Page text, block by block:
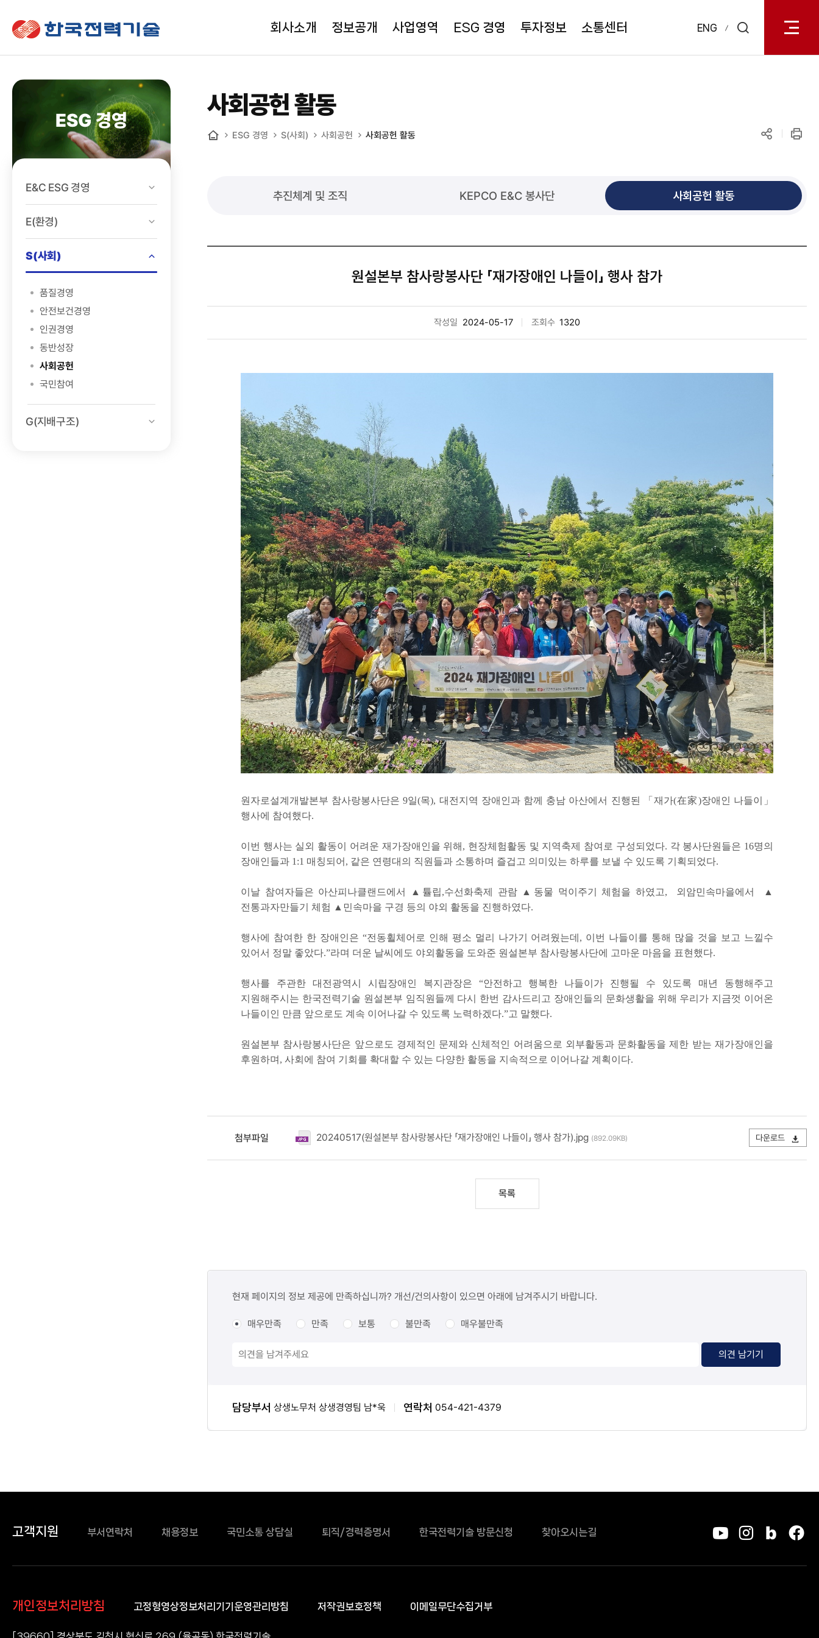
한국전력기술
회사소개 정보공개 사업영역 ESG 경영 투자정보 소통센터 ENG
열기
ESG 경영
E&C ESG 경영
E(환경)
S(사회)
품질경영
안전보건경영
인권경영
동반성장
사회공헌
국민참여
G(지배구조)
사회공헌 활동
ESG 경영 S(사회) 사회공헌 사회공헌 활동
추진체계 및 조직 KEPCO E&C 봉사단 사회공헌 활동
원설본부 참사랑봉사단 「재가장애인 나들이」 행사 참가
작성일 2024-05-17 조회수 1320
원자로설계개발본부 참사랑봉사단은 9일(목), 대전지역 장애인과 함께 충남 아산에서 진행된 「재가(在家)장애인 나들이」
행사에 참여했다.
이번 행사는 실외 활동이 어려운 재가장애인을 위해, 현장체험활동 및 지역축제 참여로 구성되었다. 각 봉사단원들은 16명의
장애인들과 1:1 매칭되어, 같은 연령대의 직원들과 소통하며 즐겁고 의미있는 하루를 보낼 수 있도록 기획되었다.
이날 참여자들은 아산피나클랜드에서 ▲튤립,수선화축제 관람 ▲동물 먹이주기 체험을 하였고, 외암민속마을에서 ▲
전통과자만들기 체험 ▲민속마을 구경 등의 야외 활동을 진행하였다.
행사에 참여한 한 장애인은 “전동휠체어로 인해 평소 멀리 나가기 어려웠는데, 이번 나들이를 통해 많을 것을 보고 느낄수
있어서 정말 좋았다.”라며 더운 날씨에도 야외활동을 도와준 원설본부 참사랑봉사단에 고마운 마음을 표현했다.
행사를 주관한 대전광역시 시립장애인 복지관장은 “안전하고 행복한 나들이가 진행될 수 있도록 매년 동행해주고
지원해주시는 한국전력기술 원설본부 임직원들께 다시 한번 감사드리고 장애인들의 문화생활을 위해 우리가 지금껏 이어온
나들이인 만큼 앞으로도 계속 이어나갈 수 있도록 노력하겠다.”고 말했다.
원설본부 참사랑봉사단은 앞으로도 경제적인 문제와 신체적인 어려움으로 외부활동과 문화활동을 제한 받는 재가장애인을
후원하며, 사회에 참여 기회를 확대할 수 있는 다양한 활동을 지속적으로 이어나갈 계획이다.
첨부파일 20240517(원설본부 참사랑봉사단 「재가장애인 나들이」 행사 참가).jpg (892.09KB) 다운로드
목록
만족도현재 페이지의 정보 제공에 만족하십니까? 개선/건의사항이 있으면 아래에 남겨주시기 바랍니다.
매우만족 만족 보통 불만족 매우불만족
의견 남기기
담당자
담당부서 상생노무처 상생경영팀 남*욱 연락처 054-421-4379
고객지원 부서연락처 채용정보 국민소통 상담실 퇴직/경력증명서 한국전력기술 방문신청 찾아오시는길
유튜브인스타그
블로그
페
개인정보처리방침 고정형영상정보처리기기운영관리방침 저작권보호정책 이메일무단수집거부